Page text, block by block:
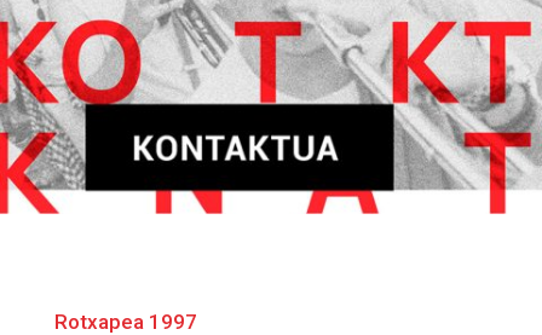
Rotxapea 1997